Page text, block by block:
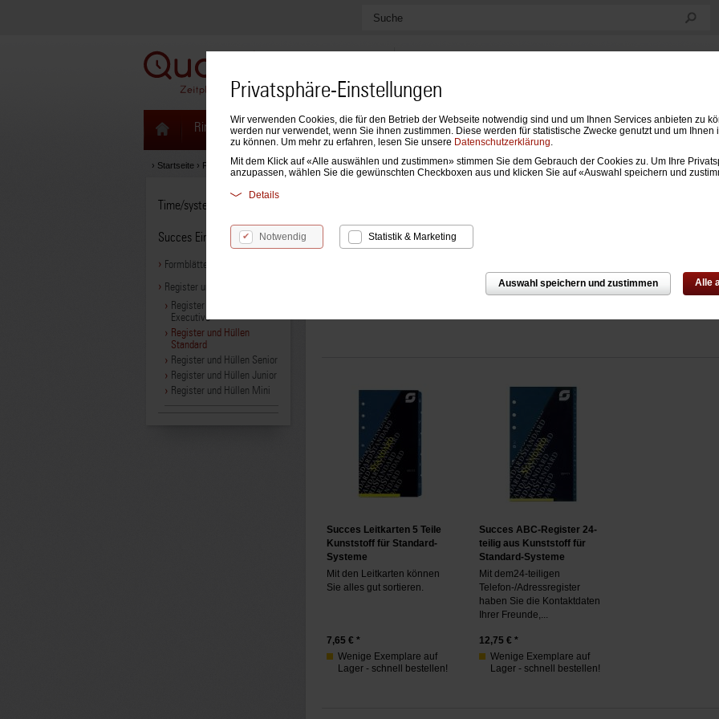
Privatsphäre-Einstellungen
Wir verwenden Cookies, die für den Betrieb der Webseite notwendig sind und um Ihnen Services anbieten zu
werden nur verwendet, wenn Sie ihnen zustimmen. Diese werden für statistische Zwecke genutzt und um
zu können. Um mehr zu erfahren, lesen Sie unsere Datenschutzerklärung.
Mit dem Klick auf «Alle auswählen und zustimmen» stimmen Sie dem Gebrauch der Cookies zu. Um Ihre
anzupassen, wählen Sie die gewünschten Checkboxen aus und klicken Sie auf «Auswahl speichern und
Details
Notwendig Statistik & Marketing
Auswahl speichern und zustimmen Alle
Suche
Ringbücher & Zeitplaner Kalendarien Formblätter & Einlagen Notizen, Mappen & Sonstiges
› Startseite› Formblätter & Einlagen ›Succes Einlagen›Register und Hüllen› Register und Hüllen Standard
Time/system Einlagen
Succes Einlagen
Formblätter
Register und Hüllen
Register und Hüllen A5
Executive
Register und Hüllen
Standard
Register und Hüllen Senior
Register und Hüllen Junior
Register und Hüllen Mini
Succes Leitkarten 5 Teile
Kunststoff für Standard-
Systeme
Mit den Leitkarten können
Sie alles gut sortieren.
7,65 € *
Wenige Exemplare auf
Lager - schnell bestellen!
Succes ABC-Register 24-
teilig aus Kunststoff für
Standard-Systeme
Mit dem24-teiligen
Telefon-/Adressregister
haben Sie die Kontaktdaten
Ihrer Freunde,...
12,75 € *
Wenige Exemplare auf
Lager - schnell bestellen!